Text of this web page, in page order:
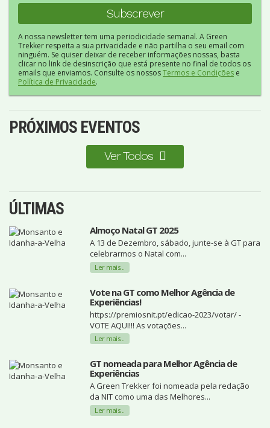
A nossa newsletter tem uma periodicidade semanal. A Green
Trekker respeita a sua privacidade e não partilha o seu email com
ninguém. Se quiser deixar de receber informações nossas, basta
clicar no link de desinscrição que está presente no final de todos os
emails que enviamos. Consulte os nossosTermos e Condições e
Política de Privacidade.
PRÓXIMOS EVENTOS
Ver Todos
ÚLTIMAS
Almoço Natal GT 2025
A 13 de Dezembro, sábado, junte-se à GT para
celebrarmos o Natal com...
Ler mais...
Vote na GT como Melhor Agência de
Experiências!
https://premiosnit.pt/edicao-2023/votar/ -
VOTE AQUI!!! As votações...
Ler mais...
GT nomeada para Melhor Agência de
Experiências
A Green Trekker foi nomeada pela redação
da NIT como uma das Melhores...
Ler mais...